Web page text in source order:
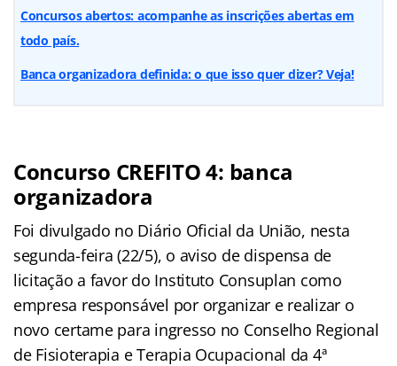
Concursos abertos: acompanhe as inscrições abertas em
todo país.
Banca organizadora definida: o que isso quer dizer? Veja!
Concurso CREFITO 4: banca
organizadora
Foi divulgado no Diário Oficial da União, nesta
segunda-feira (22/5), o aviso de dispensa de
licitação a favor do Instituto Consuplan como
empresa responsável por organizar e realizar o
novo certame para ingresso no Conselho Regional
de Fisioterapia e Terapia Ocupacional da 4ª